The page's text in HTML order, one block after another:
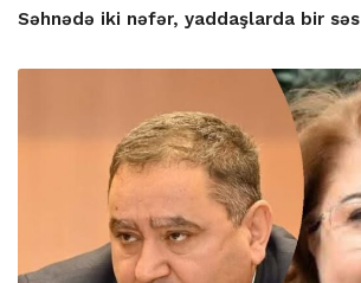
Səhnədə iki nəfər, yaddaşlarda bir səs